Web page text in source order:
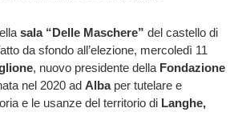
sala “Delle Maschere” del castello di
da sfondo all’elezione, mercoledì 11
, nuovo presidente della Fondazione
nel 2020 ad Albaper tutelare e
e le usanze del territorio di Langhe,